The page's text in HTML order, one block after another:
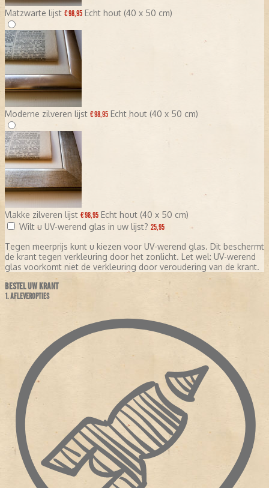
Matzwarte lijst € 98,95 Echt hout (40 x 50 cm)
Moderne zilveren lijst € 98,95 Echt hout (40 x 50 cm)
Vlakke zilveren lijst € 98,95 Echt hout (40 x 50 cm)
Wilt u UV-werend glas in uw lijst? 25,95
Tegen meerprijs kunt u kiezen voor UV-werend glas. Dit beschermt
de krant tegen verkleuring door het zonlicht. Let wel: UV-werend
glas voorkomt niet de verkleuring door veroudering van de krant.
BESTEL UW KRANT
1. AFLEVEROPTIES